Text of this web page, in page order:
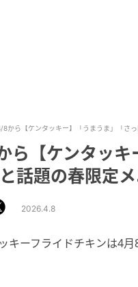
8から【ケンタッキー】「うまうま」「さ
ら【ケンタッキ
話題の春限定
2026.4.8
キーフライドチキンは4